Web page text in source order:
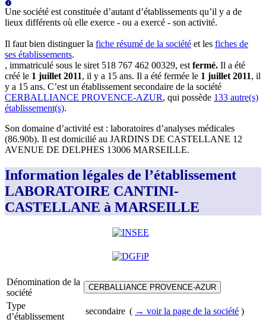
Une société est constituée d’autant d’établissements qu’il y a de
lieux différents où elle exerce - ou a exercé - son activité.
Il faut bien distinguer la fiche résumé de la société et les fiches de
ses établissements.
, immatriculé sous le siret 518 767 462 00329, est fermé. Il a été
créé le 1 juillet 2011, il y a 15 ans. Il a été fermée le 1 juillet 2011, il
y a 15 ans. C’est un établissement secondaire de la société
CERBALLIANCE PROVENCE-AZUR, qui possède 133 autre(s)
établissement(s).
Son domaine d’activité est : laboratoires d’analyses médicales
(86.90b). Il est domicilié au JARDINS DE CASTELLANE 12
AVENUE DE DELPHES 13006 MARSEILLE.
Information légales de l’établissement
LABORATOIRE CANTINI-
CASTELLANE à MARSEILLE
Dénomination de la
société
CERBALLIANCE PROVENCE-AZUR
Type
d’établissement
secondaire ( → voir la page de la société )